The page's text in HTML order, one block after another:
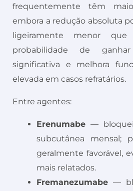
frequentemente têm
embora a redução absoluta
ligeiramente menor
probabilidade de
significativa e melhora
elevada em casos refratários.
Entre agentes:
Erenumabe —
subcutânea mensal;
geralmente favorável,
mais relatados.
Fremanezumabe —